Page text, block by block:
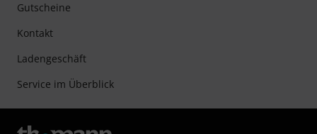
Gutscheine
Kontakt
Ladengeschäft
Service im Überblick